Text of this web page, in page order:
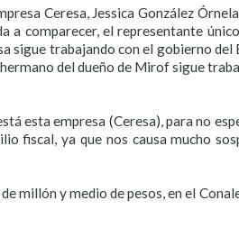
Ceresa, Jessica González
a comparecer, el representante
sigue trabajando con el gobierno
del dueño de Mirof sigue
esta empresa (Ceresa), para no
fiscal, ya que nos causa mucho
millón y medio de pesos, en el